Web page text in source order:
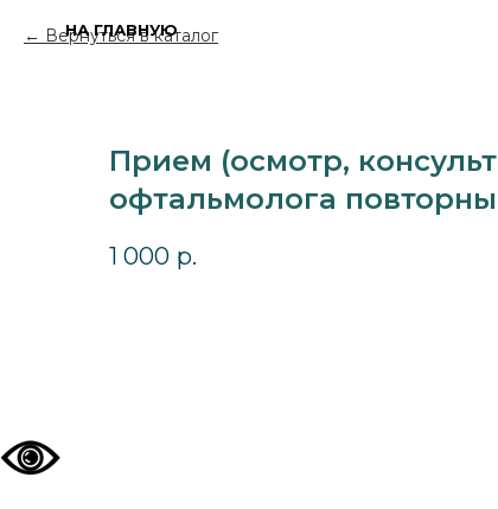
Вернуться в каталог
Прием (осмотр,
офтальмолога
1 000 р.
НА ГЛАВНУЮ